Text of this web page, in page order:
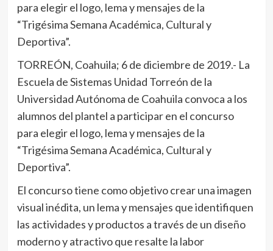
para elegir el logo, lema y mensajes de la
“Trigésima Semana Académica, Cultural y
Deportiva”.
TORREÓN, Coahuila; 6 de diciembre de 2019.- La
Escuela de Sistemas Unidad Torreón de la
Universidad Autónoma de Coahuila convoca a los
alumnos del plantel a participar en el concurso
para elegir el logo, lema y mensajes de la
“Trigésima Semana Académica, Cultural y
Deportiva”.
El concurso tiene como objetivo crear una imagen
visual inédita, un lema y mensajes que identifiquen
las actividades y productos a través de un diseño
moderno y atractivo que resalte la labor